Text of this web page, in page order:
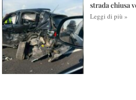
strada chiusa
Leggi di più »